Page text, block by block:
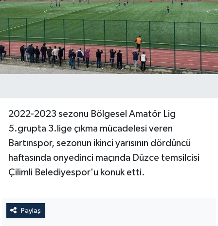
2022-2023 sezonu Bölgesel Amatör Lig
5.grupta 3.lige çıkma mücadelesi veren
Bartınspor, sezonun ikinci yarısının dördüncü
haftasında onyedinci maçında Düzce temsilcisi
Çilimli Belediyespor'u konuk etti.
Paylaş
Yaşam
Yerel Yönetimler
DÜNYA